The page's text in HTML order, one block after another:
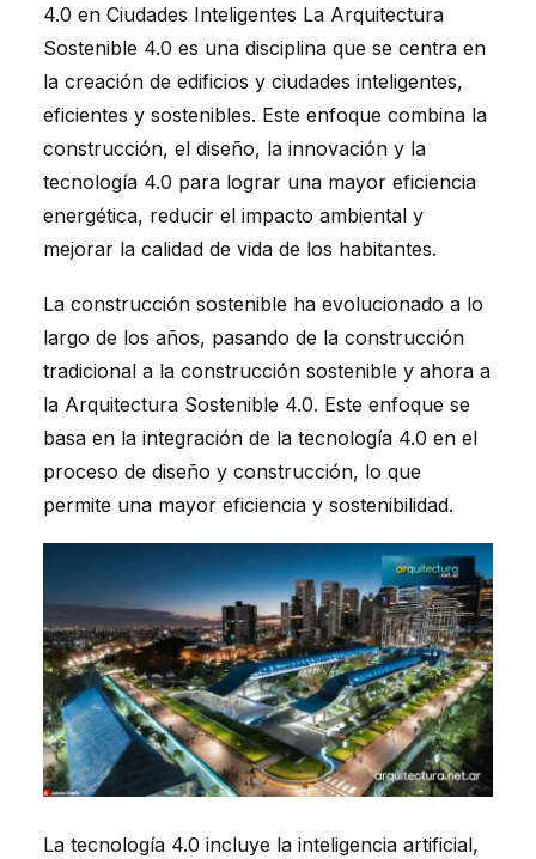
4.0 en Ciudades Inteligentes La Arquitectura
Sostenible 4.0 es una disciplina que se centra en
la creación de edificios y ciudades inteligentes,
eficientes y sostenibles. Este enfoque combina la
construcción, el diseño, la innovación y la
tecnología 4.0 para lograr una mayor eficiencia
energética, reducir el impacto ambiental y
mejorar la calidad de vida de los habitantes.
La construcción sostenible ha evolucionado a lo
largo de los años, pasando de la construcción
tradicional a la construcción sostenible y ahora a
la Arquitectura Sostenible 4.0. Este enfoque se
basa en la integración de la tecnología 4.0 en el
proceso de diseño y construcción, lo que
permite una mayor eficiencia y sostenibilidad.
La tecnología 4.0 incluye la inteligencia artificial,